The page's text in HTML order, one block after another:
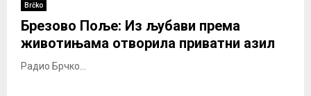
Brčko
Брезово Поље: Из љубави према
животињама отворила приватни азил
Радио Брчко...